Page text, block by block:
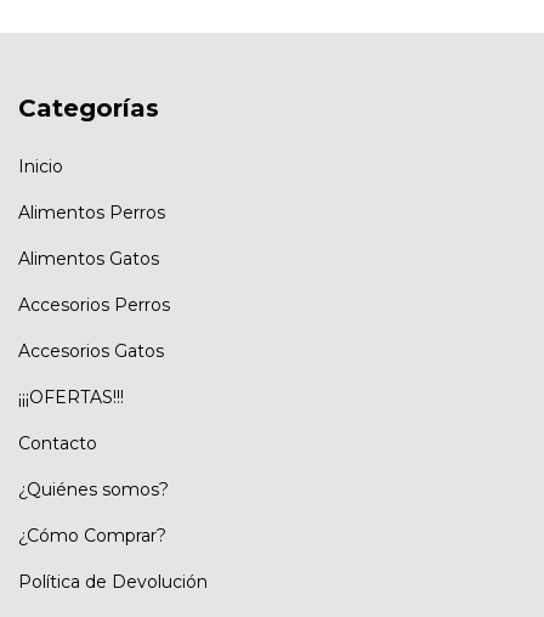
Categorías
Inicio
Alimentos Perros
Alimentos Gatos
Accesorios Perros
Accesorios Gatos
¡¡¡OFERTAS!!!
Contacto
¿Quiénes somos?
¿Cómo Comprar?
Política de Devolución